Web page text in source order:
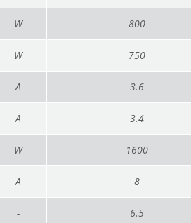
W 800
W 750
A 3.6
A 3.4
W 1600
A 8
- 6.5